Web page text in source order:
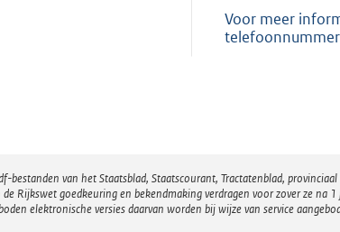
Voor meer
bestanden van het Staatsblad, Staatscourant, Tractatenblad,
Rijkswet goedkeuring en bekendmaking verdragen voor zover ze
elektronische versies daarvan worden bij wijze van service